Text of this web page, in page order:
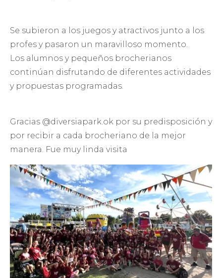
Se subieron a los juegos y atractivos junto a los
profes y pasaron un maravilloso momento.
Los alumnos y pequeños brocherianos
continúan disfrutando de diferentes actividades
y propuestas programadas.
Gracias @diversiapark.ok por su predisposición y
por recibir a cada brocheriano de la mejor
manera. Fue muy linda visita